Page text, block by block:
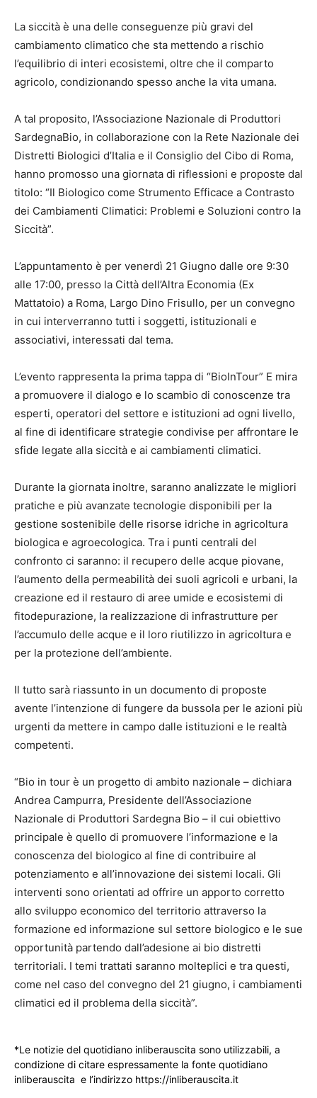
La siccità è una delle conseguenze più gravi del
cambiamento climatico che sta mettendo a rischio
l’equilibrio di interi ecosistemi, oltre che il comparto
agricolo, condizionando spesso anche la vita umana.
A tal proposito, l’Associazione Nazionale di Produttori
SardegnaBio, in collaborazione con la Rete Nazionale dei
Distretti Biologici d’Italia e il Consiglio del Cibo di Roma,
hanno promosso una giornata di riflessioni e proposte dal
titolo: “Il Biologico come Strumento Efficace a Contrasto
dei Cambiamenti Climatici: Problemi e Soluzioni contro la
Siccità”.
L’appuntamento è per venerdì 21 Giugno dalle ore 9:30
alle 17:00, presso la Città dell’Altra Economia (Ex
Mattatoio) a Roma, Largo Dino Frisullo, per un convegno
in cui interverranno tutti i soggetti, istituzionali e
associativi, interessati dal tema.
L’evento rappresenta la prima tappa di “BioInTour” E mira
a promuovere il dialogo e lo scambio di conoscenze tra
esperti, operatori del settore e istituzioni ad ogni livello,
al fine di identificare strategie condivise per affrontare le
sfide legate alla siccità e ai cambiamenti climatici.
Durante la giornata inoltre, saranno analizzate le migliori
pratiche e più avanzate tecnologie disponibili per la
gestione sostenibile delle risorse idriche in agricoltura
biologica e agroecologica. Tra i punti centrali del
confronto ci saranno: il recupero delle acque piovane,
l’aumento della permeabilità dei suoli agricoli e urbani, la
creazione ed il restauro di aree umide e ecosistemi di
fitodepurazione, la realizzazione di infrastrutture per
l’accumulo delle acque e il loro riutilizzo in agricoltura e
per la protezione dell’ambiente.
Il tutto sarà riassunto in un documento di proposte
avente l’intenzione di fungere da bussola per le azioni più
urgenti da mettere in campo dalle istituzioni e le realtà
competenti.
“Bio in tour è un progetto di ambito nazionale – dichiara
Andrea Campurra, Presidente dell’Associazione
Nazionale di Produttori Sardegna Bio – il cui obiettivo
principale è quello di promuovere l’informazione e la
conoscenza del biologico al fine di contribuire al
potenziamento e all’innovazione dei sistemi locali. Gli
interventi sono orientati ad offrire un apporto corretto
allo sviluppo economico del territorio attraverso la
formazione ed informazione sul settore biologico e le sue
opportunità partendo dall’adesione ai bio distretti
territoriali. I temi trattati saranno molteplici e tra questi,
come nel caso del convegno del 21 giugno, i cambiamenti
climatici ed il problema della siccità”.
*Le notizie del quotidiano inliberauscita sono utilizzabili, a
condizione di citare espressamente la fonte quotidiano
inliberauscita e l’indirizzo https://inliberauscita.it